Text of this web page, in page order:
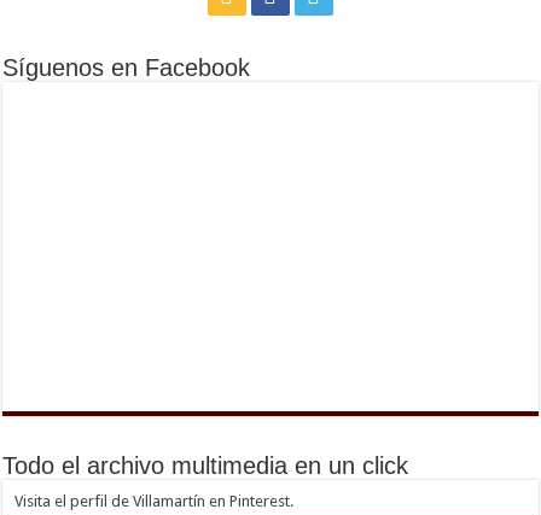
Síguenos en Facebook
Todo el archivo multimedia en un click
Visita el perfil de Villamartín en Pinterest.